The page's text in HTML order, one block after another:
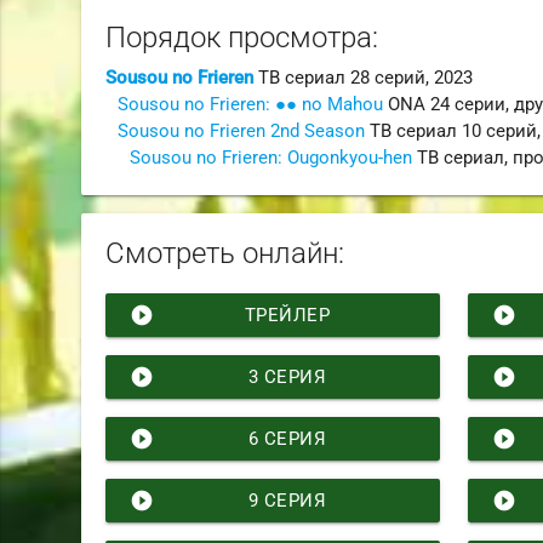
Порядок просмотра:
Sousou no Frieren ТВ сериал 28 серий,2023
Sousou no Frieren: ●● no Mahou ONA 24 серии,
Sousou no Frieren 2nd Season ТВ сериал 10 серий,
Sousou no Frieren: Ougonkyou-hen ТВ сериал,
Смотреть онлайн:
play_circle_filled ТРЕЙЛЕР play_circle_filled
play_circle_filled 3 СЕРИЯ play_circle_filled
play_circle_filled 6 СЕРИЯ play_circle_filled
play_circle_filled 9 СЕРИЯ play_circle_filled